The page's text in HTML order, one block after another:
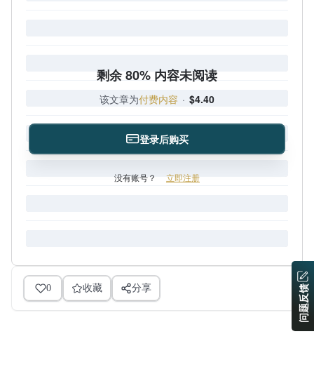
剩余 80% 内容未阅读
该文章为付费内容 · $4.40
登录后购买
没有账号？ 立即注册
0 收藏 分享 问题反馈